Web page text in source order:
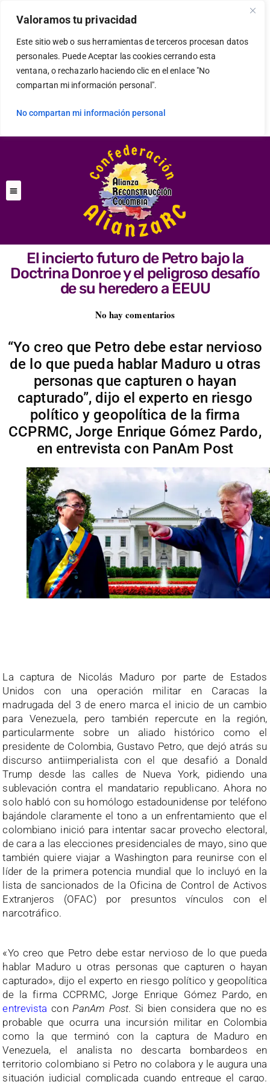
Valoramos tu privacidad
Este sitio web o sus herramientas de terceros procesan datos
personales. Puede Aceptar las cookies cerrando esta
ventana, o rechazarlo haciendo clic en el enlace "No
compartan mi información personal".
No compartan mi información personal
El incierto futuro de Petro bajo la
Doctrina Donroe y el peligroso desafío
de su heredero a EEUU
No hay comentarios
“Yo creo que Petro debe estar nervioso
de lo que pueda hablar Maduro u otras
personas que capturen o hayan
capturado”, dijo el experto en riesgo
político y geopolítica de la firma
CCPRMC, Jorge Enrique Gómez Pardo,
en entrevista con PanAm Post
La captura de Nicolás Maduro por parte de Estados
Unidos con una operación militar en Caracas la
madrugada del 3 de enero marca el inicio de un cambio
para Venezuela, pero también repercute en la región,
particularmente sobre un aliado histórico como el
presidente de Colombia, Gustavo Petro, que dejó atrás su
discurso antiimperialista con el que desafió a Donald
Trump desde las calles de Nueva York, pidiendo una
sublevación contra el mandatario republicano. Ahora no
solo habló con su homólogo estadounidense por teléfono
bajándole claramente el tono a un enfrentamiento que el
colombiano inició para intentar sacar provecho electoral,
de cara a las elecciones presidenciales de mayo, sino que
también quiere viajar a Washington para reunirse con el
líder de la primera potencia mundial que lo incluyó en la
lista de sancionados de la Oficina de Control de Activos
Extranjeros (OFAC) por presuntos vínculos con el
narcotráfico.
«Yo creo que Petro debe estar nervioso de lo que pueda
hablar Maduro u otras personas que capturen o hayan
capturado», dijo el experto en riesgo político y geopolítica
de la firma CCPRMC, Jorge Enrique Gómez Pardo, en
entrevista conPanAm Post. Si bien considera que no es
probable que ocurra una incursión militar en Colombia
como la que terminó con la captura de Maduro en
Venezuela, el analista no descarta bombardeos en
territorio colombiano si Petro no colabora y le augura una
situación judicial complicada cuando entregue el cargo.